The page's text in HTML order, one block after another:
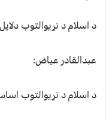
د اسلام د نړیوالتوب
عبدالقادر عیاض:
د اسلام د نړیوالتوب